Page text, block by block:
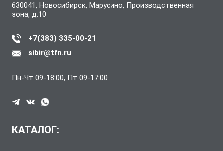
630041, Новосибирск, Марусино, Производственная
зона, д.10
+7(383) 335-00-21
sibir@tfn.ru
Пн-Чт 09-18:00, Пт 09-17:00
КАТАЛОГ: